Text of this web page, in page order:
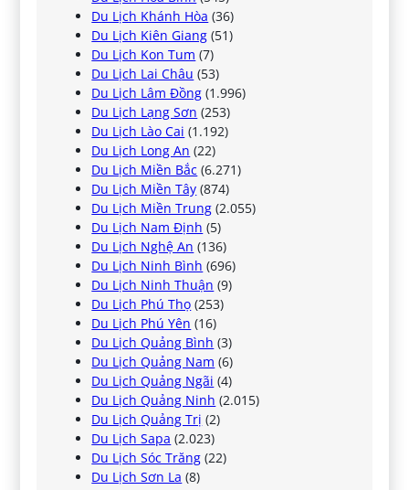
Du Lịch Khánh Hòa (36)
Du Lịch Kiên Giang (51)
Du Lịch Kon Tum (7)
Du Lịch Lai Châu (53)
Du Lịch Lâm Đồng (1.996)
Du Lịch Lạng Sơn (253)
Du Lịch Lào Cai (1.192)
Du Lịch Long An (22)
Du Lịch Miền Bắc (6.271)
Du Lịch Miền Tây (874)
Du Lịch Miền Trung (2.055)
Du Lịch Nam Định (5)
Du Lịch Nghệ An (136)
Du Lịch Ninh Bình (696)
Du Lịch Ninh Thuận (9)
Du Lịch Phú Thọ (253)
Du Lịch Phú Yên (16)
Du Lịch Quảng Bình (3)
Du Lịch Quảng Nam (6)
Du Lịch Quảng Ngãi (4)
Du Lịch Quảng Ninh (2.015)
Du Lịch Quảng Trị (2)
Du Lịch Sapa (2.023)
Du Lịch Sóc Trăng (22)
Du Lịch Sơn La (8)